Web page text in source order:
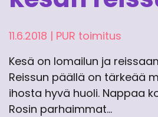
11.6.2018 | PUR toimitus
Kesä on lomailun ja
Reissun päällä on tärkeää
ihosta hyvä huoli. Nappaa
Rosin parhaimmat…